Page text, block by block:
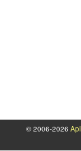
© 2006-2026